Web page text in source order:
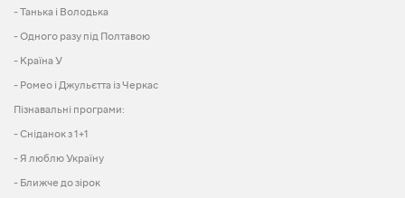
- Танька і Володька
- Одного разу під Полтавою
- Країна У
- Ромео і Джульєтта із Черкас
Пізнавальні програми:
- Сніданок з 1+1
- Я люблю Україну
- Ближче до зірок